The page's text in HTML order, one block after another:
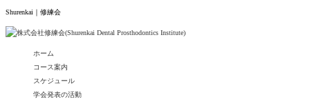
Shurenkai｜修練会
ホーム
コース案内
スケジュール
学会発表の活動